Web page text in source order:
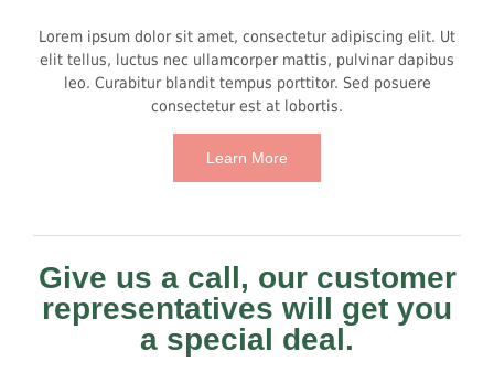
Lorem ipsum dolor sit amet, consectetur adipiscing elit. Ut
elit tellus, luctus nec ullamcorper mattis, pulvinar dapibus
leo. Curabitur blandit tempus porttitor. Sed posuere
consectetur est at lobortis.
Learn More
Give us a call, our customer
representatives will get you
a special deal.